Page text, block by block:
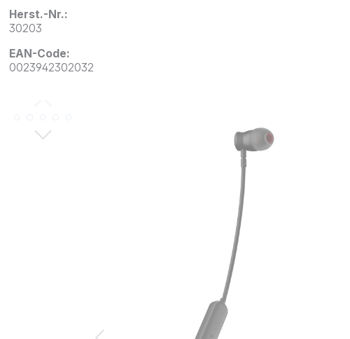
Herst.-Nr.:
30203
EAN-Code:
0023942302032